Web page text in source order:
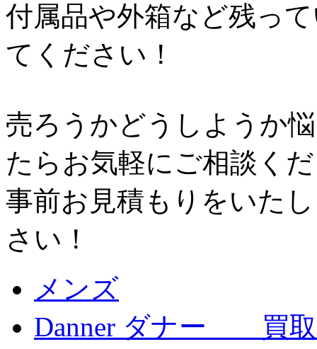
付属品や外箱など残っ
てください！
売ろうかどうしようか
たらお気軽にご相談く
事前お見積もりをいた
さい！
メンズ
Danner ダナー 買取